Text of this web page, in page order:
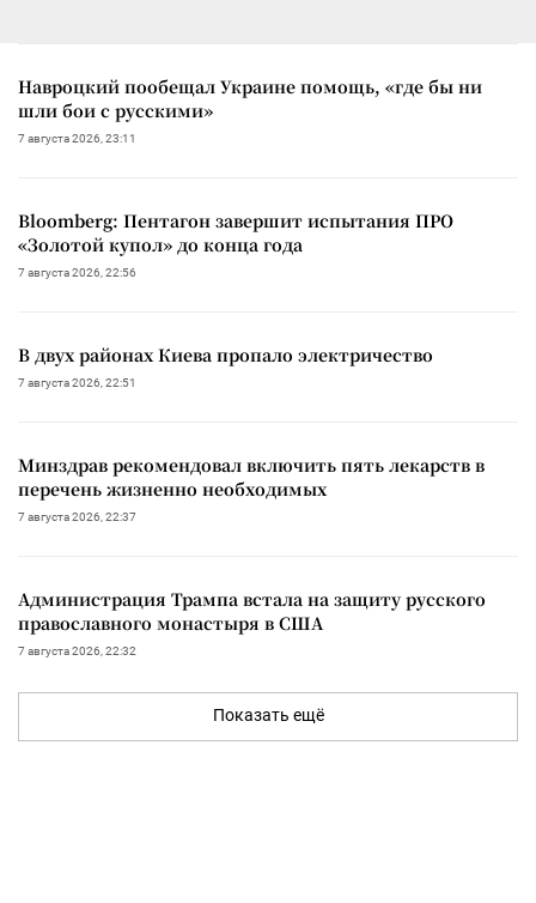
Навроцкий пообещал Украине помощь, «где бы ни
шли бои с русскими»
7 августа 2026, 23:11
Bloomberg: Пентагон завершит испытания ПРО
«Золотой купол» до конца года
7 августа 2026, 22:56
В двух районах Киева пропало электричество
7 августа 2026, 22:51
Минздрав рекомендовал включить пять лекарств в
перечень жизненно необходимых
7 августа 2026, 22:37
Администрация Трампа встала на защиту русского
православного монастыря в США
7 августа 2026, 22:32
Показать ещё